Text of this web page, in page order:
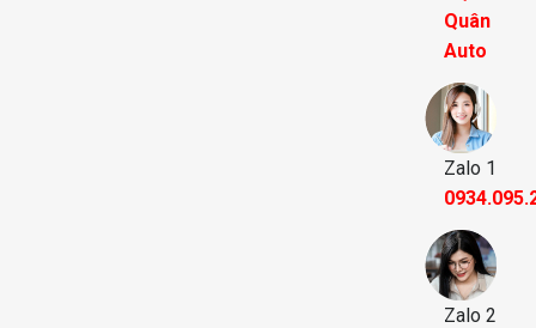
Quân
Auto
Zalo 1
Zalo 2